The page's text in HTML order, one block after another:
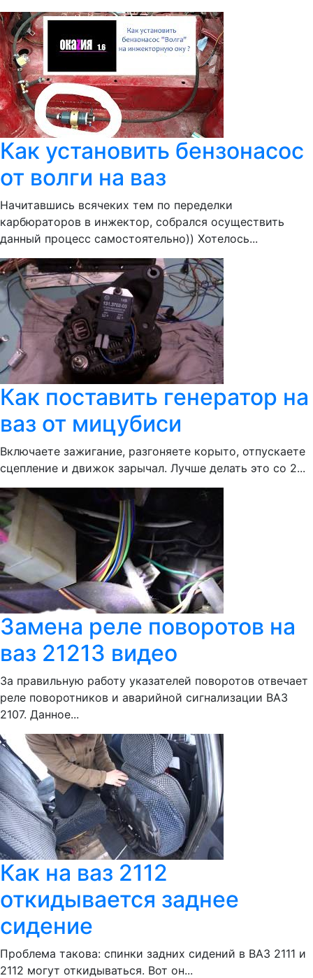
Как установить бензонасос
от волги на ваз
Начитавшись всячеких тем по переделки
карбюраторов в инжектор, собрался осуществить
данный процесс самостоятельно)) Хотелось...
Как поставить генератор на
ваз от мицубиси
Включаете зажигание, разгоняете корыто, отпускаете
сцепление и движок зарычал. Лучше делать это со 2...
Замена реле поворотов на
ваз 21213 видео
За правильную работу указателей поворотов отвечает
реле поворотников и аварийной сигнализации ВАЗ
2107. Данное...
Как на ваз 2112
откидывается заднее
сидение
Проблема такова: спинки задних сидений в ВАЗ 2111 и
2112 могут откидываться. Вот он...